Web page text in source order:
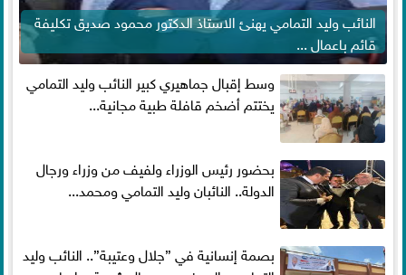
النائب وليد التمامي يهنئ الاستاذ الدكتور محمود صديق تكليفة
قائم باعمال ...
وسط إقبال جماهيري كبير النائب وليد التمامي
يختتم أضخم قافلة طبية مجانية...
بحضور رئيس الوزراء ولفيف من وزراء ورجال
الدولة.. النائبان وليد التمامي ومحمد...
بصمة إنسانية في ”جلال وعتيبة”.. النائب وليد